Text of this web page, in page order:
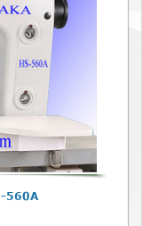
560A